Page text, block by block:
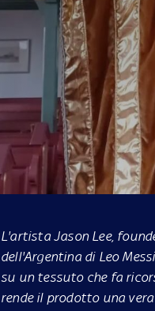
L'artista Jason Lee,
dell'Argentina di Leo
su un tessuto che fa
rende il prodotto una